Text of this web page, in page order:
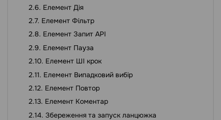
Елемент Дія
Елемент Фільтр
Елемент Запит API
Елемент Пауза
Елемент ШІ крок
Елемент Випадковий вибір
Елемент Повтор
Елемент Коментар
Збереження та запуск ланцюжка